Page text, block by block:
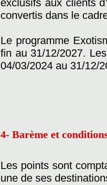
exclusifs aux clients
convertis dans le
Le programme
fin au 31/12/2027.
04/03/2024 au 31/12/
4- Barème et
Les points sont
une de ses